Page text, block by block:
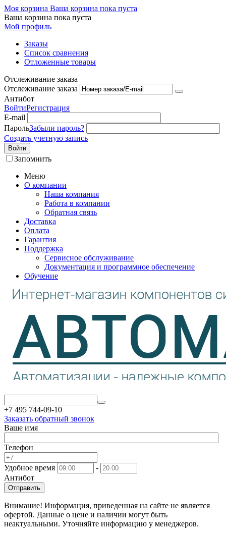
Моя корзина Ваша корзина пока пуста
Ваша корзина пока пуста
Мой профиль
Заказы
Список сравнения
Отложенные товары
Отслеживание заказа
Отслеживание заказа
Антибот
ВойтиРегистрация
E-mail
ПарольЗабыли пароль?
Создать учетную запись
Войти
Запомнить
Меню
О компании
Наша компания
Работа в компании
Обратная связь
Доставка
Оплата
Гарантия
Поддержка
Сервисное обслуживание
Документация и программное обеспечение
Обучение
+7 495 744-09-10
Заказать обратный звонок
Ваше имя
Телефон
Удобное время
-
Антибот
Отправить
Внимание! Информация, приведенная на сайте не является
офертой. Данные о цене и наличии могут быть
неактуальными. Уточняйте информацию у менеджеров.